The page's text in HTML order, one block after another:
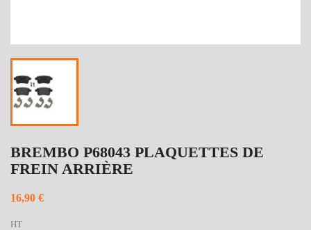
BREMBO P68043 PLAQUETTES DE
FREIN ARRIÈRE
16,90 €
HT